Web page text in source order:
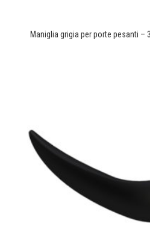
Maniglia grigia per porte pesanti –